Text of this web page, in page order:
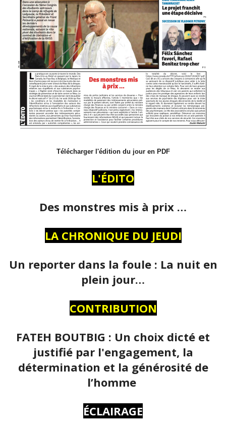
Télécharger l'édition du jour en PDF
L'ÉDITO
Des monstres mis à prix …
LA CHRONIQUE DU JEUDI
Un reporter dans la foule : La nuit en
plein jour…
CONTRIBUTION
FATEH BOUTBIG : Un choix dicté et
justifié par l'engagement, la
détermination et la générosité de
l’homme
ÉCLAIRAGE